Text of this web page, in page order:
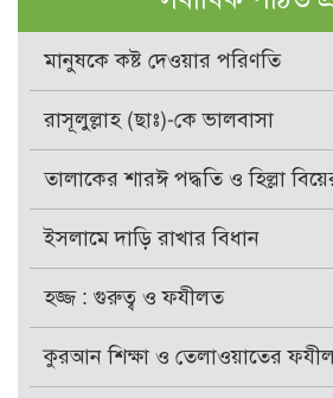
মানুষকে কষ্ট দেওয়ার পরিণতি
রাসূলুল্লাহ (ছাঃ)-কে ভালবাসা
তালাকের শারঈ পদ্ধতি ও হিল্লা
ইসলামে দাড়ি রাখার বিধান
হজ্জ : গুরুত্ব ও ফযীলত
কুরআন শিক্ষা ও তেলাওয়াতের